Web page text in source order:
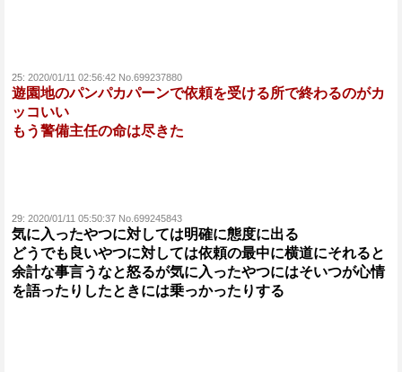
25: 2020/01/11 02:56:42 No.699237880
遊園地のパンパカパーンで依頼を受ける所で終わるのがカ
ッコいい
もう警備主任の命は尽きた
29: 2020/01/11 05:50:37 No.699245843
気に入ったやつに対しては明確に態度に出る
どうでも良いやつに対しては依頼の最中に横道にそれると
余計な事言うなと怒るが気に入ったやつにはそいつが心情
を語ったりしたときには乗っかったりする